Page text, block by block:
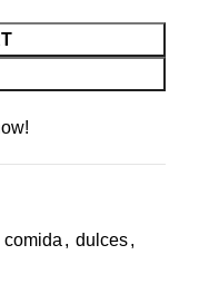
comida , dulces,